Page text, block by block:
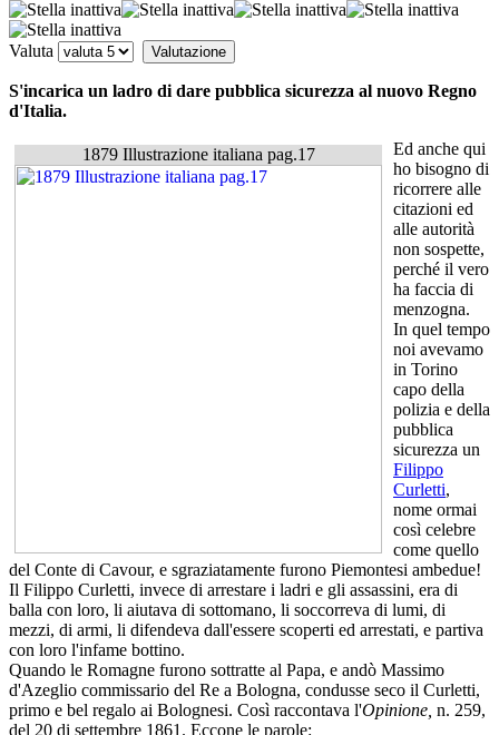
Valuta
S'incarica un ladro di dare pubblica sicurezza al nuovo Regno
d'Italia.
1879 Illustrazione italiana pag.17
Ed anche qui
ho bisogno di
ricorrere alle
citazioni ed
alle autorità
non sospette,
perché il vero
ha faccia di
menzogna.
In quel tempo
noi avevamo
in Torino
capo della
polizia e della
pubblica
sicurezza un
Filippo
Curletti,
nome ormai
così celebre
come quello
del Conte di Cavour, e sgraziatamente furono Piemontesi ambedue!
Il Filippo Curletti, invece di arrestare i ladri e gli assassini, era di
balla con loro, li aiutava di sottomano, li soccorreva di lumi, di
mezzi, di armi, li difendeva dall'essere scoperti ed arrestati, e partiva
con loro l'infame bottino.
Quando le Romagne furono sottratte al Papa, e andò Massimo
d'Azeglio commissario del Re a Bologna, condusse seco il Curletti,
primo e bel regalo ai Bolognesi. Così raccontava l'Opinione, n. 259,
del 20 di settembre 1861. Eccone le parole: